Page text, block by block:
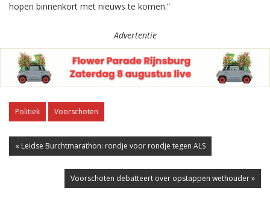
hopen binnenkort met nieuws te komen.”
Advertentie
Politiek Voorschoten
« Leidse Burchtmarathon: rondje voor rondje tegen ALS
Voorschoten debatteert over opstappen wethouder »